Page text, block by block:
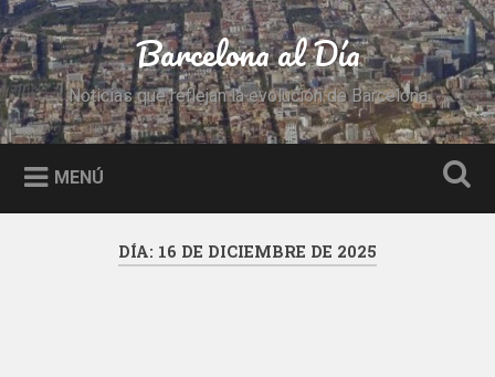
Saltar
al
contenido
Buscar Barcelona al Día
Noticias que reflejan la evolución de Barcelona
MENÚ
DÍA: 16 DE DICIEMBRE DE 2025